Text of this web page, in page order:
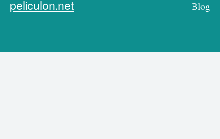
peliculon.net Blog